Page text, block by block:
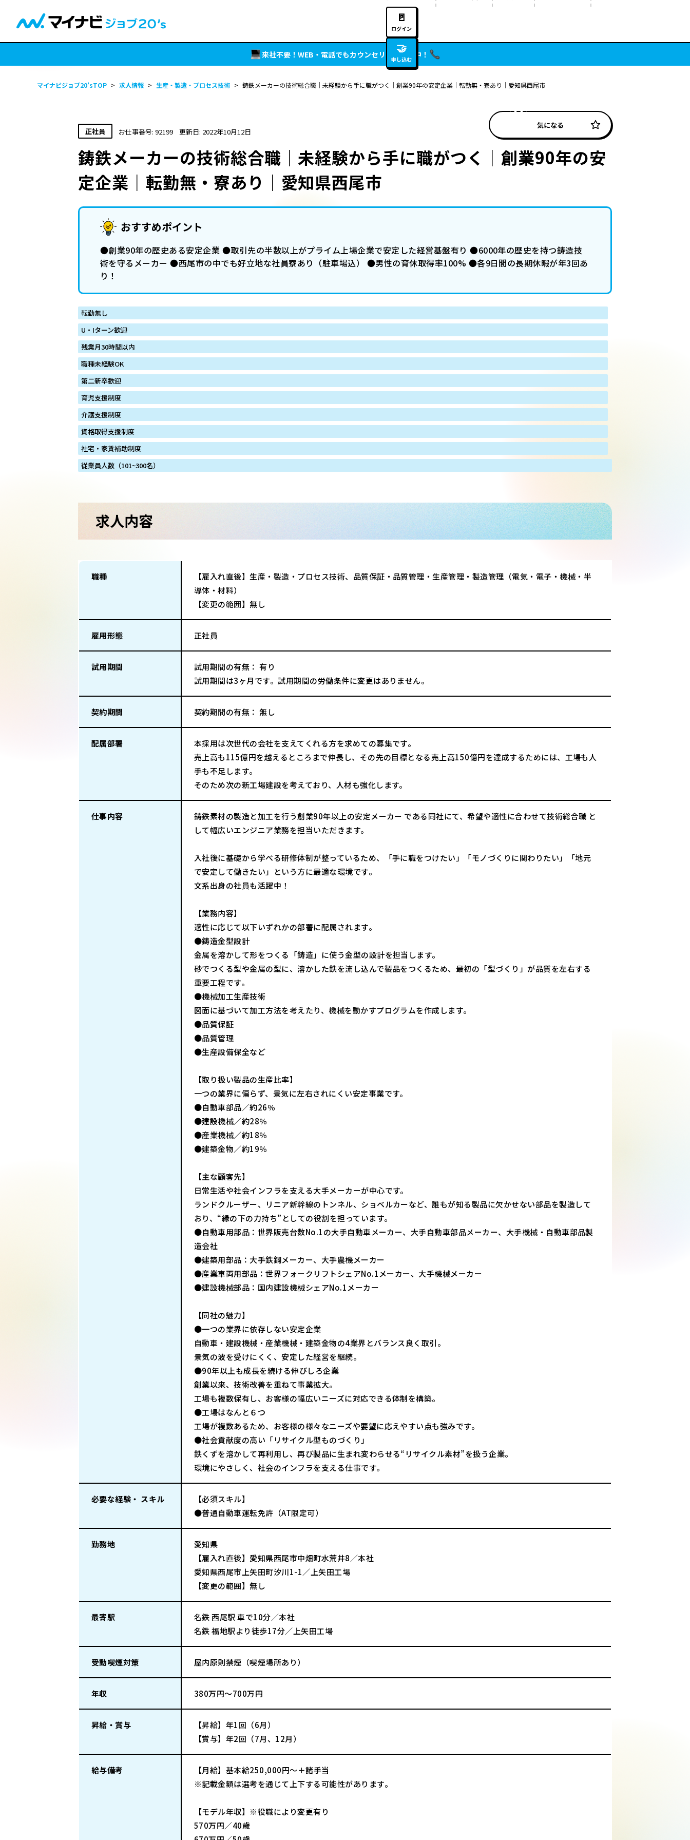
🚪
ログイン
🤝
申し込む
来社不要！WEB・電話でもカウンセリング実施中！
マイナビジョブ20’sTOP > 求人情報 > 生産・製造・プロセス技術 > 鋳鉄メーカーの技術総合職｜未経験から手に職がつく｜創業90年の安定企業｜転勤無・寮あり｜愛知県西尾市
正社員 お仕事番号: 92199 更新日: 2022年10月12日
気になる
鋳鉄メーカーの技術総合職｜未経験から手に職がつく｜創業90年の安
定企業｜転勤無・寮あり｜愛知県西尾市
おすすめポイント
●創業90年の歴史ある安定企業 ●取引先の半数以上がプライム上場企業で安定した経営基盤有り ●6000年の歴史を持つ鋳造技
術を守るメーカー ●西尾市の中でも好立地な社員寮あり（駐車場込） ●男性の育休取得率100% ●各9日間の長期休暇が年3回あ
り！
転勤無し
U・Iターン歓迎
残業月30時間以内
職種未経験OK
第二新卒歓迎
育児支援制度
介護支援制度
資格取得支援制度
社宅・家賃補助制度
従業員人数（101~300名）
求人内容
職種
【雇入れ直後】生産・製造・プロセス技術、品質保証・品質管理・生産管理・製造管理（電気・電子・機械・半
導体・材料）
【変更の範囲】無し
雇用形態 正社員
試用期間
試用期間の有無： 有り
試用期間は3ヶ月です。試用期間の労働条件に変更はありません。
契約期間 契約期間の有無： 無し
配属部署
本採用は次世代の会社を支えてくれる方を求めての募集です。
売上高も115億円を越えるところまで伸長し、その先の目標となる売上高150億円を達成するためには、工場も人
手も不足します。
そのため次の新工場建設を考えており、人材も強化します。
仕事内容
鋳鉄素材の製造と加工を行う創業90年以上の安定メーカー である同社にて、希望や適性に合わせて技術総合職 と
して幅広いエンジニア業務を担当いただきます。
入社後に基礎から学べる研修体制が整っているため、「手に職をつけたい」「モノづくりに関わりたい」「地元
で安定して働きたい」という方に最適な環境です。
文系出身の社員も活躍中！
【業務内容】
適性に応じて以下いずれかの部署に配属されます。
●鋳造金型設計
金属を溶かして形をつくる「鋳造」に使う金型の設計を担当します。
砂でつくる型や金属の型に、溶かした鉄を流し込んで製品をつくるため、最初の「型づくり」が品質を左右する
重要工程です。
●機械加工生産技術
図面に基づいて加工方法を考えたり、機械を動かすプログラムを作成します。
●品質保証
●品質管理
●生産設備保全など
【取り扱い製品の生産比率】
一つの業界に偏らず、景気に左右されにくい安定事業です。
●自動車部品／約26％
●建設機械／約28％
●産業機械／約18％
●建築金物／約19％
【主な顧客先】
日常生活や社会インフラを支える大手メーカーが中心です。
ランドクルーザー、リニア新幹線のトンネル、ショベルカーなど、誰もが知る製品に欠かせない部品を製造して
おり、“縁の下の力持ち”としての役割を担っています。
●自動車用部品：世界販売台数No.1の大手自動車メーカー、大手自動車部品メーカー、大手機械・自動車部品製
造会社
●建築用部品：大手鉄鋼メーカー、大手農機メーカー
●産業車両用部品：世界フォークリフトシェアNo.1メーカー、大手機械メーカー
●建設機械部品：国内建設機械シェアNo.1メーカー
【同社の魅力】
●一つの業界に依存しない安定企業
自動車・建設機械・産業機械・建築金物の4業界とバランス良く取引。
景気の波を受けにくく、安定した経営を継続。
●90年以上も成長を続ける伸びしろ企業
創業以来、技術改善を重ねて事業拡大。
工場も複数保有し、お客様の幅広いニーズに対応できる体制を構築。
●工場はなんと６つ
工場が複数あるため、お客様の様々なニーズや要望に応えやすい点も強みです。
●社会貢献度の高い「リサイクル型ものづくり」
鉄くずを溶かして再利用し、再び製品に生まれ変わらせる“リサイクル素材”を扱う企業。
環境にやさしく、社会のインフラを支える仕事です。
必要な経験・ スキル
【必須スキル】
●普通自動車運転免許（AT限定可）
勤務地
愛知県
【雇入れ直後】愛知県西尾市中畑町水荒井8／本社
愛知県西尾市上矢田町汐川1-1／上矢田工場
【変更の範囲】無し
最寄駅
名鉄 西尾駅 車で10分／本社
名鉄 福地駅より徒歩17分／上矢田工場
受動喫煙対策 屋内原則禁煙（喫煙場所あり）
年収 380万円～700万円
昇給・賞与
【昇給】年1回（6月）
【賞与】年2回（7月、12月）
給与備考
【月給】基本給250,000円～＋諸手当
※記載金額は選考を通じて上下する可能性があります。
【モデル年収】※役職により変更有り
570万円／40歳